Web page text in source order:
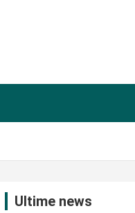
Ultime news